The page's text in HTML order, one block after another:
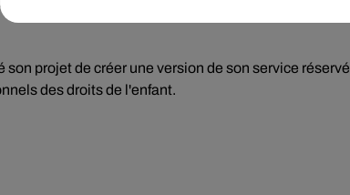
son projet de créer une version de son service
des droits de l'enfant.